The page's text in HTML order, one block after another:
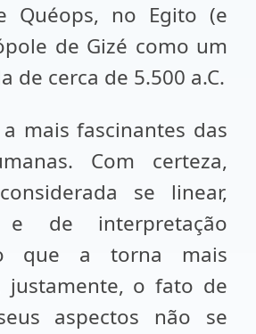
Quéops, no Egito (e
de Gizé como um
de cerca de 5.500 a.C.
mais fascinantes das
Com certeza,
se linear,
e de interpretação
que a torna mais
justamente, o fato de
aspectos não se